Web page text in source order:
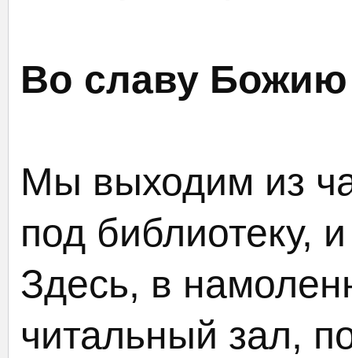
Во славу Божию
Мы выходим из
под библиотеку,
Здесь, в
читальный зал,